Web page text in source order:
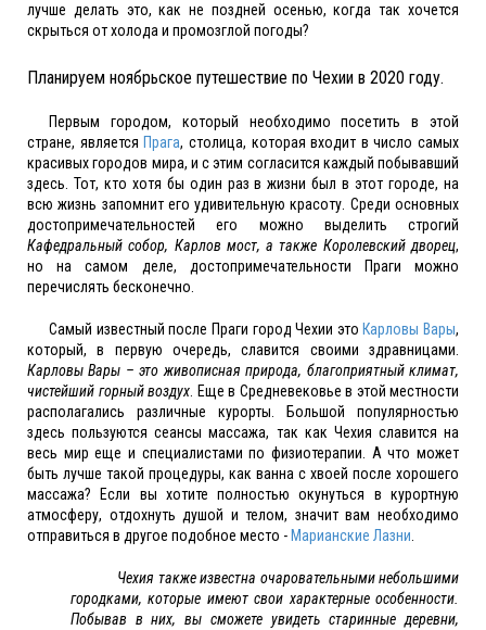
лучше делать это, как не поздней осенью, когда так хочется
скрыться от холода и промозглой погоды?
Планируем ноябрьское путешествие по Чехии в 2020 году.
Первым городом, который необходимо посетить в этой
стране, является Прага, столица, которая входит в число самых
красивых городов мира, и с этим согласится каждый побывавший
здесь. Тот, кто хотя бы один раз в жизни был в этот городе, на
всю жизнь запомнит его удивительную красоту. Среди основных
достопримечательностей его можно выделить строгий
Кафедральный собор, Карлов мост, а также Королевский дворец,
но на самом деле, достопримечательности Праги можно
перечислять бесконечно.
Самый известный после Праги город Чехии это Карловы Вары,
который, в первую очередь, славится своими здравницами.
Карловы Вары – это живописная природа, благоприятный климат,
чистейший горный воздух . Еще в Средневековье в этой местности
располагались различные курорты. Большой популярностью
здесь пользуются сеансы массажа, так как Чехия славится на
весь мир еще и специалистами по физиотерапии. А что может
быть лучше такой процедуры, как ванна с хвоей после хорошего
массажа? Если вы хотите полностью окунуться в курортную
атмосферу, отдохнуть душой и телом, значит вам необходимо
отправиться в другое подобное место - Марианские Лазни
Чехия также известна очаровательными небольшими
городками, которые имеют свои характерные особенности.
Побывав в них, вы сможете увидеть старинные деревни,